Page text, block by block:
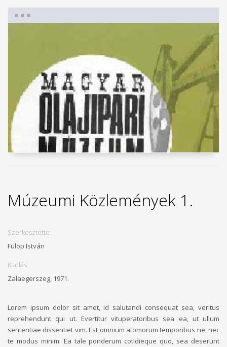
Múzeumi Közlemények 1.
Szerkesztette:
Fülöp István
Kiadás:
Zalaegerszeg, 1971.
Lorem ipsum dolor sit amet, id salutandi consequat sea, veritus
reprehendunt qui ut. Evertitur vituperatoribus sea ea, ut ullum
sententiae dissentiet vim. Est omnium atomorum temporibus ne, nec
te modus minim. Ea tale ponderum cotidieque quo, sea deserunt